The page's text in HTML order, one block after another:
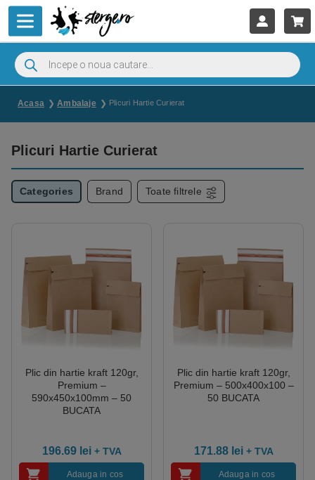
Acasa Ambalaje Plicuri Hartie Curierat
Plicuri Hartie Curierat
Categories Brand Toate filtrele
Plic din hartie kraft 120gr,
Premium –
590x450x100mm – 50
BUCATA
196.69 lei + TVA
Adauga in cos
Plic din hartie kraft 120gr,
Premium – 500x400x100 –
50 BUCATA
171.88 lei + TVA
Adauga in cos